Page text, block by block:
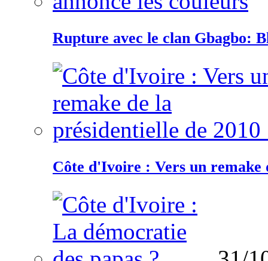
Rupture avec le clan Gbagbo:
Côte d'Ivoire : Vers un remake